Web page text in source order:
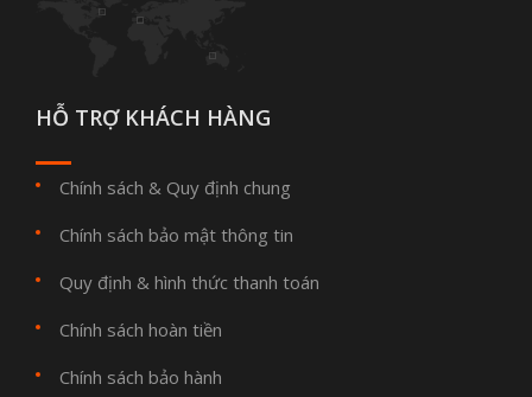
HỖ TRỢ KHÁCH HÀNG
Chính sách & Quy định chung
Chính sách bảo mật thông tin
Quy định & hình thức thanh toán
Chính sách hoàn tiền
Chính sách bảo hành